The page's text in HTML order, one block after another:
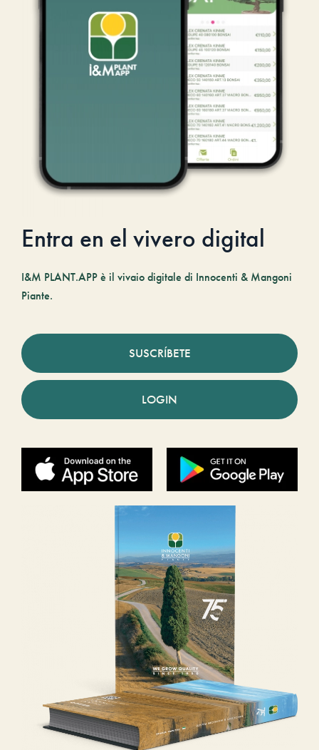
Entra en el vivero digital
I&M PLANT.APP è il vivaio digitale di Innocenti & Mangoni
Piante.
SUSCRÍBETE
LOGIN